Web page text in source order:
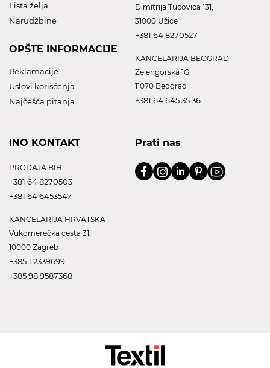
Lista želja
Narudžbine
OPŠTE INFORMACIJE
Reklamacije
Uslovi korišćenja
Najčešća pitanja
Dimitrija Tucovica 131,
31000 Užice
+381 64 8270527
KANCELARIJA BEOGRAD
Zelengorska 1G,
11070 Beograd
+381 64 645 35 36
INO KONTAKT
PRODAJA BIH
+381 64 8270503
+381 64 6453547
KANCELARIJA HRVATSKA
Vukomerečka cesta 31,
10000 Zagreb
+385 1 2339699
+385 98 9587368
Prati nas